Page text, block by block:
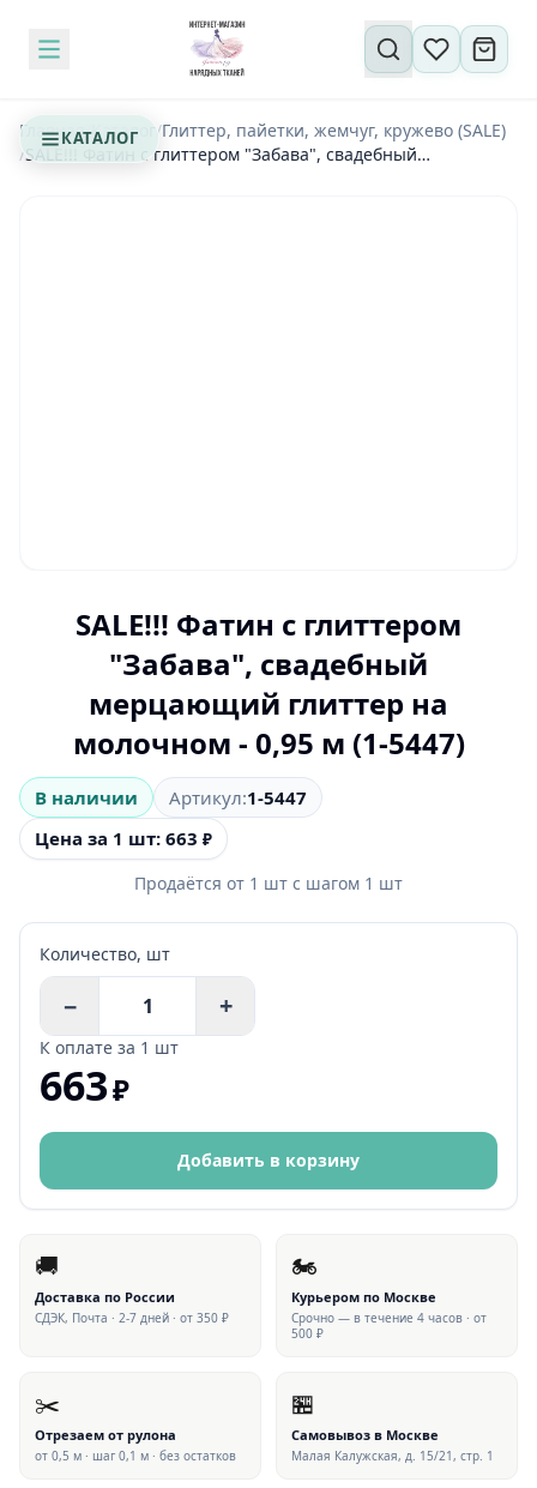
КАТАЛОГ
Поиск по сайту
Главная/Каталог/Глиттер, пайетки, жемчуг, кружево (SALE)
/SALE!!! Фатин с глиттером "Забава", свадебный
SALE!!! Фатин с глиттером
"Забава", свадебный
мерцающий глиттер на
молочном - 0,95 м (1-5447)
В наличии Артикул:1-5447
Цена за 1 шт: 663 ₽
Продаётся от 1 шт с шагом 1 шт
Количество, шт
− +
К оплате за 1 шт
663₽
Добавить в корзину
🚚
Доставка по России
СДЭК, Почта · 2-7 дней · от 350 ₽
🏍
Курьером по Москве
Срочно — в течение 4 часов · от
500 ₽
✂️
Отрезаем от рулона
от 0,5 м · шаг 0,1 м · без остатков
🏪
Самовывоз в Москве
Малая Калужская, д. 15/21, стр. 1